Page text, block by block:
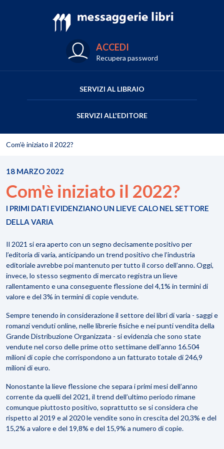
ACCEDI
Recupera password
SERVIZI AL LIBRAIO
SERVIZI ALL'EDITORE
Com'è iniziato il 2022?
18 MARZO 2022
Com'è iniziato il 2022?
I PRIMI DATI EVIDENZIANO UN LIEVE CALO NEL SETTORE
DELLA VARIA
Il 2021 si era aperto con un segno decisamente positivo per
l’editoria di varia, anticipando un trend positivo che l’industria
editoriale avrebbe poi mantenuto per tutto il corso dell’anno. Oggi,
invece, lo stesso segmento di mercato registra un lieve
rallentamento e una conseguenteflessione del 4,1% in termini di
valore e del 3% in termini di copie vendute.
Sempre tenendo in considerazione il settore dei libri di varia - saggi e
romanzi venduti online, nelle librerie fisiche e nei punti vendita della
Grande Distribuzione Organizzata - si evidenzia che sono state
vendute nel corso delle prime otto settimane dell’anno 16.504
milioni di copieche corrispondono a un fatturato totale di 246,9
milioni di euro.
Nonostante la lieve flessione che separa i primi mesi dell’anno
corrente da quelli del 2021, il trend dell’ultimo periodo rimane
comunquepiuttosto positivo, soprattutto se si considera che
rispetto al 2019 e al 2020 le vendite sono in crescita del 20,3% e del
15,2% a valore e del 19,8% e del 15,9% a numero di copie.